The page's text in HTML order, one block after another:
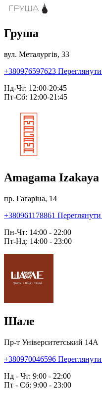
Груша
вул. Металургів, 33
+380976597623
Нд-Чт: 12:00-20:45
Пт-Сб: 12:00-21:45
Amagama Izakaya
пр. Гагаріна, 14
+380961178861 Переглянути
Пн-Чт: 14:00 - 22:00
Пт-Нд: 14:00 - 23:00
Шале
Пр-т Університетський 14А
+380970046596
Нд - Чт: 9:00 - 22:00
Пт - Сб: 9:00 - 23:00